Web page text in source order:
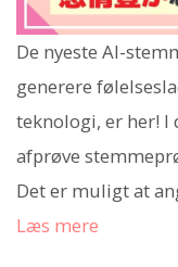
De nyeste AI-
generere
teknologi, er her!
afprøve
Det er muligt at
Læs mere